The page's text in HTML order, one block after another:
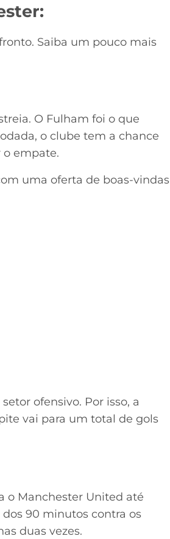
Saiba um pouco mais
O Fulham foi o que
o clube tem a chance
empate.
uma oferta de boas-vindas
ofensivo. Por isso, a
vai para um total de gols
o Manchester United até
90 minutos contra os
duas vezes.